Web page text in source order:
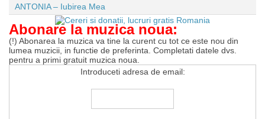
ANTONIA – Iubirea Mea
Abonare la muzica noua:
(!) Abonarea la muzica va tine la curent cu tot ce este nou din
lumea muzicii, in functie de preferinta. Completati datele dvs.
pentru a primi gratuit muzica noua.
Introduceti adresa de email: